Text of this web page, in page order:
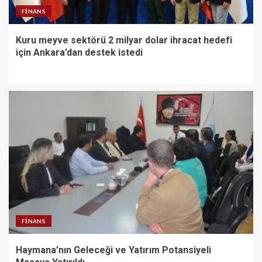
FINANS
Kuru meyve sektörü 2 milyar dolar ihracat hedefi
için Ankara’dan destek istedi
FINANS
Haymana’nın Geleceği ve Yatırım Potansiyeli